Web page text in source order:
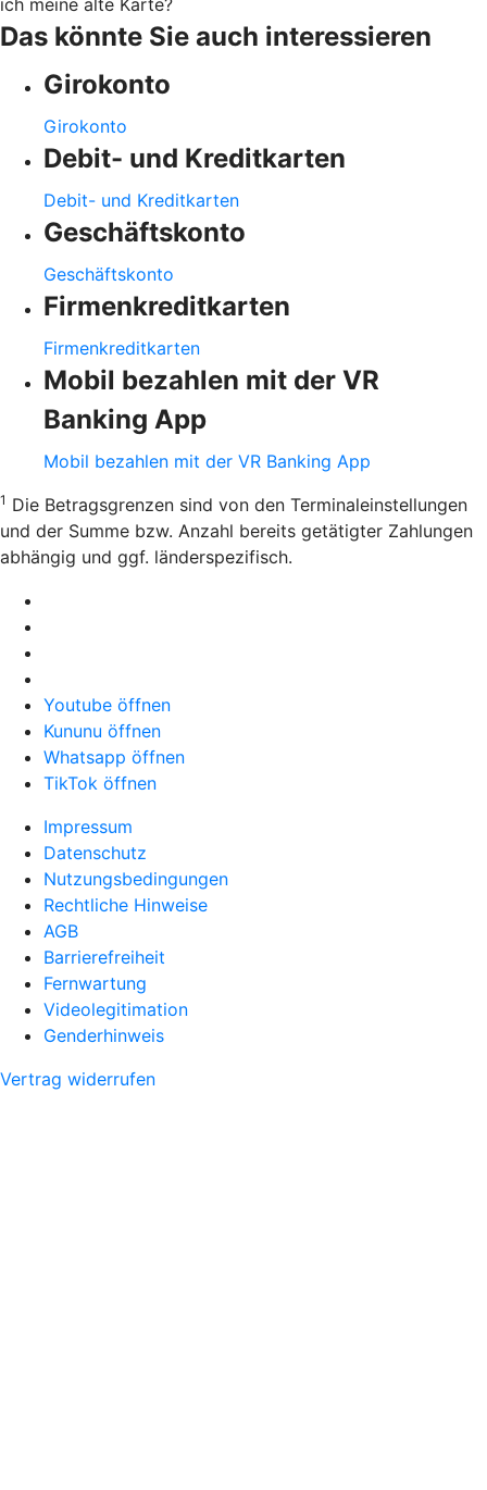
Das könnte Sie auch interessieren
Girokonto
Girokonto
Debit- und Kreditkarten
Debit- und Kreditkarten
Geschäftskonto
Geschäftskonto
Firmenkreditkarten
Firmenkreditkarten
Mobil bezahlen mit der VR
Banking App
Mobil bezahlen mit der VR Banking App
1 Die Betragsgrenzen sind von den Terminaleinstellungen
und der Summe bzw. Anzahl bereits getätigter Zahlungen
abhängig und ggf. länderspezifisch.
Youtube öffnen
Kununu öffnen
Whatsapp öffnen
TikTok öffnen
Impressum
Datenschutz
Nutzungsbedingungen
Rechtliche Hinweise
AGB
Barrierefreiheit
Fernwartung
Videolegitimation
Genderhinweis
Vertrag widerrufen